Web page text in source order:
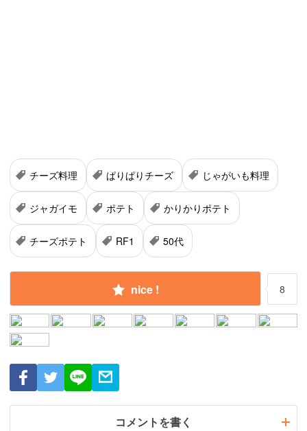
チーズ料理 ぱりぱりチーズ じゃがいも料理
ジャガイモ ポテト かりかりポテト
チーズポテト RF1 50代
nice ! 8
コメントを書く